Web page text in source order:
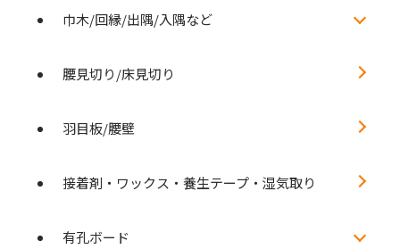
巾木/回縁/出隅/入隅など
腰見切り/床見切り
羽目板/腰壁
接着剤・ワックス・養生テープ・湿気取り
有孔ボード